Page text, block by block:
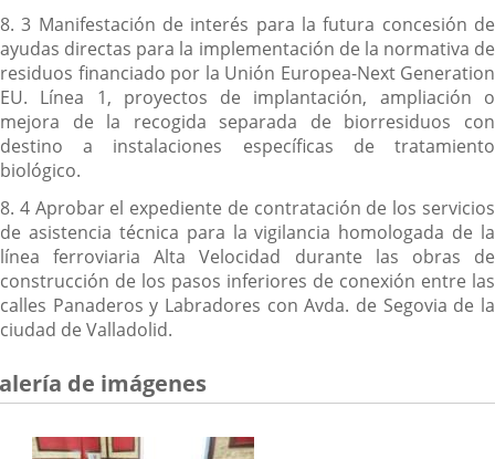
8. 3 Manifestación de interés para la futura concesión de
ayudas directas para la implementación de la normativa de
residuos financiado por la Unión Europea-Next Generation
EU. Línea 1, proyectos de implantación, ampliación o
mejora de la recogida separada de biorresiduos con
destino a instalaciones específicas de tratamiento
biológico.
8. 4 Aprobar el expediente de contratación de los servicios
de asistencia técnica para la vigilancia homologada de la
línea ferroviaria Alta Velocidad durante las obras de
construcción de los pasos inferiores de conexión entre las
calles Panaderos y Labradores con Avda. de Segovia de la
ciudad de Valladolid.
de imágenes